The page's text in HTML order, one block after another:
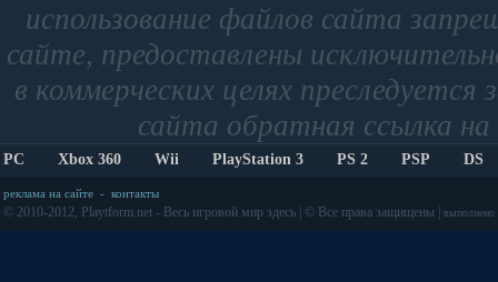
использование файлов сайта
сайте, предоставлены
в коммерческих целях
сайта обратная ссылка
PC Xbox 360 Wii PlayStation 3 PS 2 PSP DS
реклама на сайте - контакты
© 2010-2012, Playtform.net - Весь игровой мир здесь | © Все права защищены | выполнено